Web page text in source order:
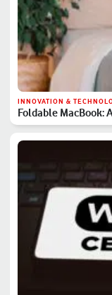
INNOVATION &
Foldable MacBook: